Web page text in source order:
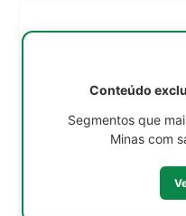
Conteúdo
Segmentos que
Minas com